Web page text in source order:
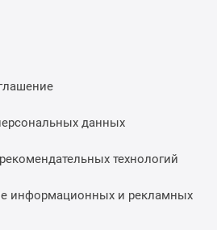
данных
технологий
информационных и рекламных